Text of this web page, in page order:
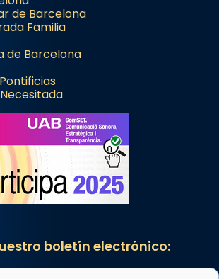
de Barcelona
Familia
de Barcelona
boletín electrónico: